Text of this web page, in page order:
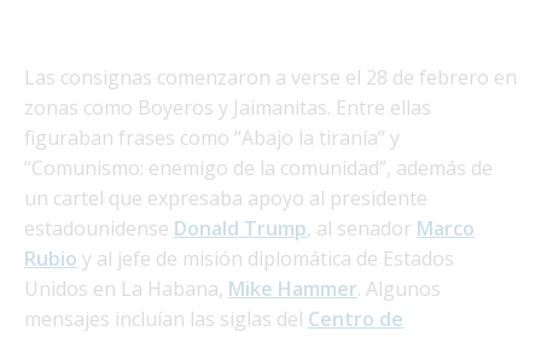
Las consignas comenzaron a verse el 28 de febrero en
zonas como Boyeros y Jaimanitas. Entre ellas
figuraban frases como “Abajo la tiranía” y
“Comunismo: enemigo de la comunidad”, además de
un cartel que expresaba apoyo al presidente
estadounidense Donald Trump, al senador Marco
Rubio y al jefe de misión diplomática de Estados
Unidos en La Habana, Mike Hammer. Algunos
mensajes incluían las siglas del Centro de